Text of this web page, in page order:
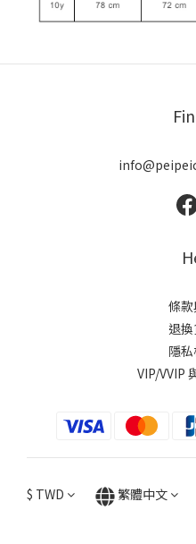
條款
退
隱
VIP/VVIP
$ TWD 繁體中文